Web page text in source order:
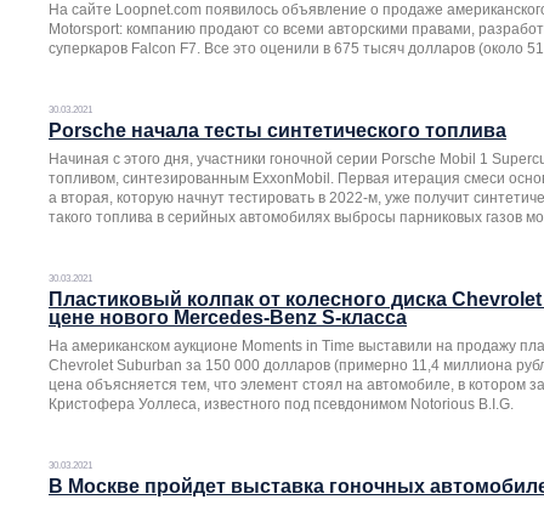
На сайте Loopnet.com появилось объявление о продаже
Motorsport: компанию продают со всеми авторскими правами,
суперкаров Falcon F7. Все это оценили в 675 тысяч долларов (около
30.03.2021
Porsche начала тесты синтетического топлива
Начиная с этого дня, участники гоночной серии Porsche Mobil 1
топливом, синтезированным ExxonMobil. Первая итерация смеси
а вторая, которую начнут тестировать в 2022-м, уже получит
такого топлива в серийных автомобилях выбросы парниковых газов
30.03.2021
Пластиковый колпак от колесного диска
цене нового Mercedes-Benz S-класса
На американском аукционе Moments in Time выставили на продажу
Chevrolet Suburban за 150 000 долларов (примерно 11,4 миллиона
цена объясняется тем, что элемент стоял на автомобиле, в котором
Кристофера Уоллеса, известного под псевдонимом Notorious B.I.G.
30.03.2021
В Москве пройдет выставка гоночных